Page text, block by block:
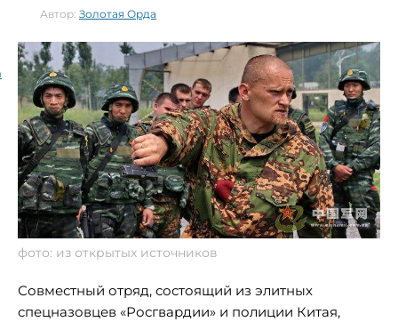
Автор: Золотая Орда
фото: из открытых источников
Совместный отряд, состоящий из элитных
спецназовцев «Росгвардии» и полиции Китая,